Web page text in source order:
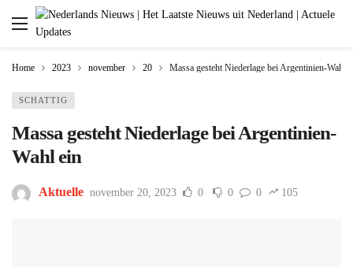
Home 2023 november 20 Massa gesteht Niederlage bei Argentinien-Wahl
SCHATTIG
Massa gesteht Niederlage bei Argentinien-
Wahl ein
Aktuelle november 20, 2023 0 0 0 105